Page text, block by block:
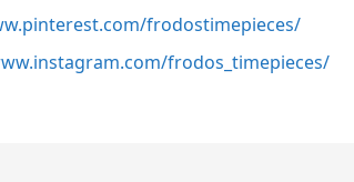
frodostimepieces/
frodos_timepieces/